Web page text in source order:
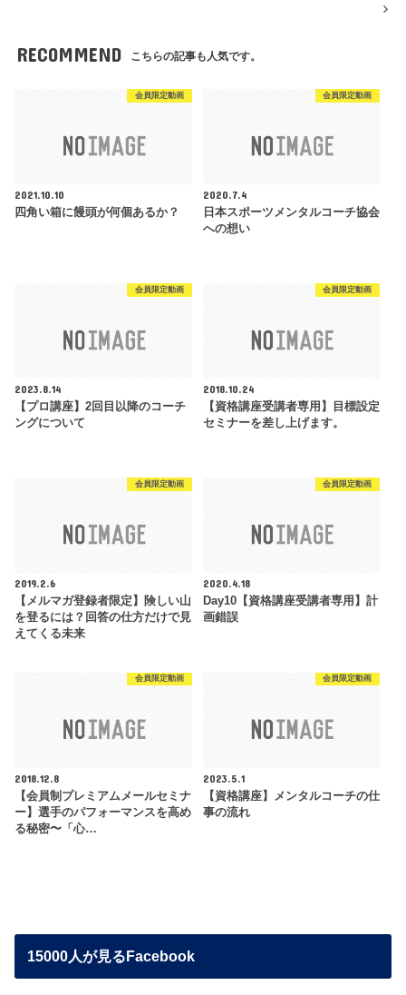
RECOMMEND こちらの記事も人気です。
会員限定動画
2021.10.10
四角い箱に饅頭が何個あるか？
会員限定動画
2020.7.4
日本スポーツメンタルコーチ協会
への想い
会員限定動画
2023.8.14
【プロ講座】2回目以降のコーチ
ングについて
会員限定動画
2018.10.24
【資格講座受講者専用】目標設定
セミナーを差し上げます。
会員限定動画
2019.2.6
【メルマガ登録者限定】険しい山
を登るには？回答の仕方だけで見
えてくる未来
会員限定動画
2020.4.18
Day10【資格講座受講者専用】計
画錯誤
会員限定動画
2018.12.8
【会員制プレミアムメールセミナ
ー】選手のパフォーマンスを高め
る秘密〜「心…
会員限定動画
2023.5.1
【資格講座】メンタルコーチの仕
事の流れ
15000人が見るFacebook